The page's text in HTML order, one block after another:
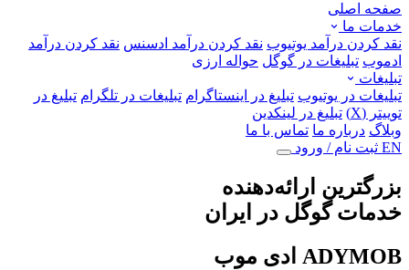
صفحه اصلی
خدمات ما
نقد کردن درآمد یوتیوب نقد کردن درآمد ادسنس نقد کردن درآمد
ادموب تبلیغات در گوگل حواله ارزی
تبلیغات
تبلیغات در یوتیوب تبلیغ در اینستاگرام تبلیغات در تلگرام تبلیغ در
توییتر (X)
تبلیغ در لینکدین
وبلاگ درباره ما تماس با ما
EN ثبت نام / ورود
بزرگترین ارائه‌دهنده
خدمات گوگل در ایران
ADYMOB ادی موب